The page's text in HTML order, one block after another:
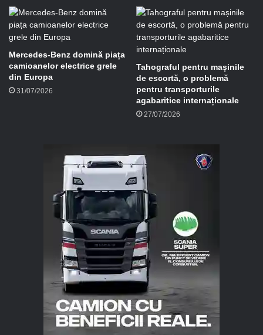
Mercedes-Benz domină piața
camioanelor electrice grele
din Europa
31/07/2026
Tahograful pentru mașinile
de escortă, o problemă
pentru transporturile
agabaritice internaționale
27/07/2026